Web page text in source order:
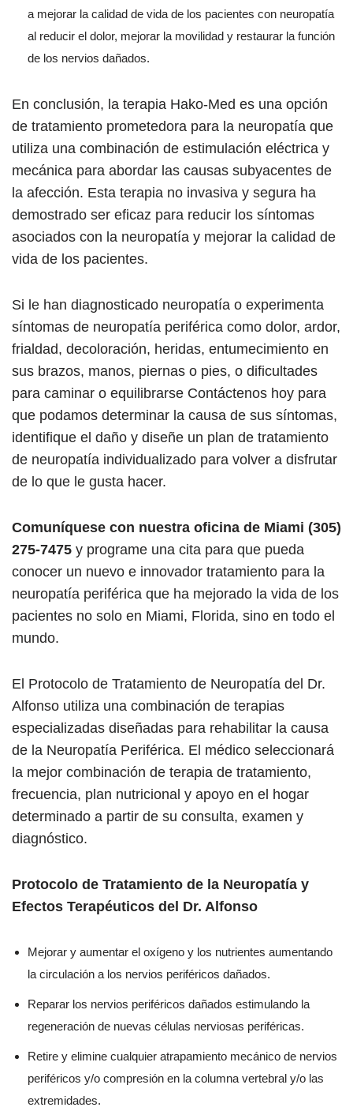
a mejorar la calidad de vida de los pacientes con neuropatía
al reducir el dolor, mejorar la movilidad y restaurar la función
de los nervios dañados.
En conclusión, la terapia Hako-Med es una opción
de tratamiento prometedora para la neuropatía que
utiliza una combinación de estimulación eléctrica y
mecánica para abordar las causas subyacentes de
la afección. Esta terapia no invasiva y segura ha
demostrado ser eficaz para reducir los síntomas
asociados con la neuropatía y mejorar la calidad de
vida de los pacientes.
Si le han diagnosticado neuropatía o experimenta
síntomas de neuropatía periférica como dolor, ardor,
frialdad, decoloración, heridas, entumecimiento en
sus brazos, manos, piernas o pies, o dificultades
para caminar o equilibrarse Contáctenos hoy para
que podamos determinar la causa de sus síntomas,
identifique el daño y diseñe un plan de tratamiento
de neuropatía individualizado para volver a disfrutar
de lo que le gusta hacer.
Comuníquese con nuestra oficina de Miami (305)
275-7475 y programe una cita para que pueda
conocer un nuevo e innovador tratamiento para la
neuropatía periférica que ha mejorado la vida de los
pacientes no solo en Miami, Florida, sino en todo el
mundo.
El Protocolo de Tratamiento de Neuropatía del Dr.
Alfonso utiliza una combinación de terapias
especializadas diseñadas para rehabilitar la causa
de la Neuropatía Periférica. El médico seleccionará
la mejor combinación de terapia de tratamiento,
frecuencia, plan nutricional y apoyo en el hogar
determinado a partir de su consulta, examen y
diagnóstico.
Protocolo de Tratamiento de la Neuropatía y
Efectos Terapéuticos del Dr. Alfonso
Mejorar y aumentar el oxígeno y los nutrientes aumentando
la circulación a los nervios periféricos dañados.
Reparar los nervios periféricos dañados estimulando la
regeneración de nuevas células nerviosas periféricas.
Retire y elimine cualquier atrapamiento mecánico de nervios
periféricos y/o compresión en la columna vertebral y/o las
extremidades.